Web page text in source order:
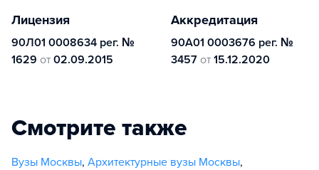
Лицензия
90Л01 0008634 рег. №
1629 от 02.09.2015
Аккредитация
90А01 0003676 рег. №
3457 от 15.12.2020
Смотрите также
Вузы Москвы, Архитектурные вузы Москвы,